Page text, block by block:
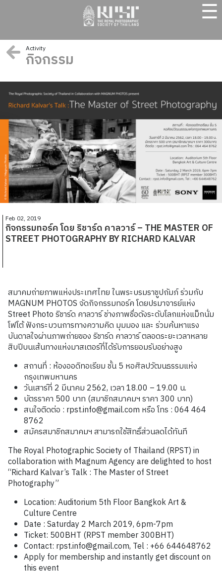
☰
Activity
กิจกรรม
Feb 02, 2019
กิจกรรมทอร์ค โดย ริชาร์ด คาลวาร์ – THE MASTER OF
STREET PHOTOGRAPHY BY RICHARD KALVAR
สมาคมถ่ายภาพแห่งประเทศไทย ในพระบรมราชูปถัมภ์ ร่วมกับ
MAGNUM PHOTOS จัดกิจกรรมทอร์ค โดยปรมาจารย์แห่ง
Street Photo ริชาร์ด คาลวาร์ ช่างภาพชื่อดังระดับโลกแห่งแม็กนั่ม
โฟโต้ ฟังกระบวนการทางความคิด มุมมอง และ ร่วมค้นหาแรง
บันดาลใจผ่านภาพถ่ายของ ริชาร์ด คาลวาร์ ตลอดระยะเวลาหลาย
สิบปีบนเส้นทางแห่งมาสเตอร์ที่ได้รับการยอมรับอย่างสูง
สถานที่ : ห้องออดิทอเรียม ชั้น 5 หอศิลปวัฒนธรรมแห่ง
กรุงเทพมหานคร
วันเสาร์ที่ 2 มีนาคม 2562, เวลา 18.00 – 19.00 น.
บัตรราคา 500 บาท (สมาชิกสมาคมฯ ราคา 300 บาท)
สนใจติดต่อ : rpst.info@gmail.com หรือ โทร : 064 464
8762
สมัครสมาชิกสมาคมฯ สามารถใช้สิทธิ์ส่วนลดได้ทันที
The Royal Photographic Society of Thailand (RPST) in
collaboration with Magnum Agency are delighted to host
“Richard Kalvar’s Talk : The Master of Street
Photography”
Location: Auditorium 5th Floor Bangkok Art &
Culture Centre
Date : Saturday 2 March 2019, 6pm-7pm
Ticket: 500BHT (RPST member 300BHT)
Contact: rpst.info@gmail.com, Tel : +66 644648762
Apply for membership and instantly get discount on
this event